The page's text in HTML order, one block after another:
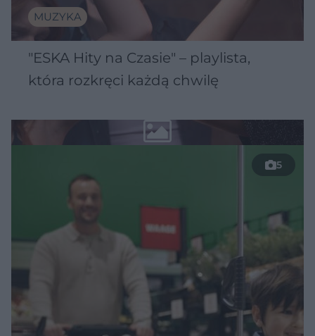
MUZYKA
"ESKA Hity na Czasie" – playlista,
która rozkręci każdą chwilę
5